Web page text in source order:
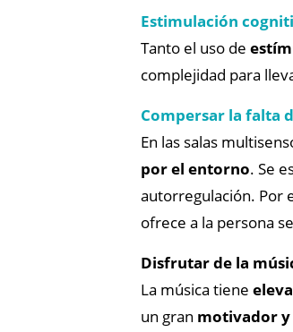
Estimulación
Tanto el uso de
complejidad para
Compersar la falta
En las salas
por el entorno. Se
autorregulación. Por
ofrece a la persona
Disfrutar de la
La música tiene
un gran motivador y